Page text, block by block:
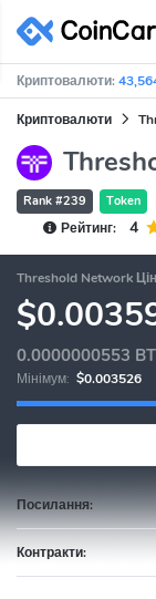
Криптовалюти:
Криптовалюти
Rank #239 Token
Рейтинг:
4
Threshold Network
0.0000000553
Мінімум: $0.003526
Посилання:
Контракти: